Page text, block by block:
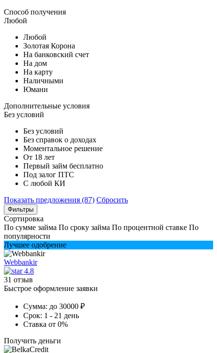
Способ получения
Любой
Любой
Золотая Корона
На банковский счет
На дом
На карту
Наличными
Юмани
Дополнительные условия
Без условий
Без условий
Без справок о доходах
Моментальное решение
От 18 лет
Первый займ бесплатно
Под залог ПТС
С любой КИ
Показать предложения (87) Сбросить
Фильтры
Сортировка
По сумме займа По сроку займа По процентной ставке По
популярности
Лучшее одобрение
Webbankir
4.8
31 отзыв
Быстрое оформление заявки
Сумма: до 30000 ₽
Срок: 1 - 21 день
Ставка от 0%
Получить деньги